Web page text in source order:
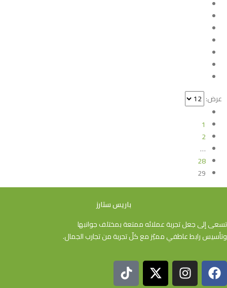
عرض:
1
2
…
28
29
باريس ستارز
تسعى إلى جعل تجربة عملائه ممتعة بمختلف جوانبها
وتأسيس رابط عاطفي مميّز مع كلّ تجربة من تجارب الجمال.